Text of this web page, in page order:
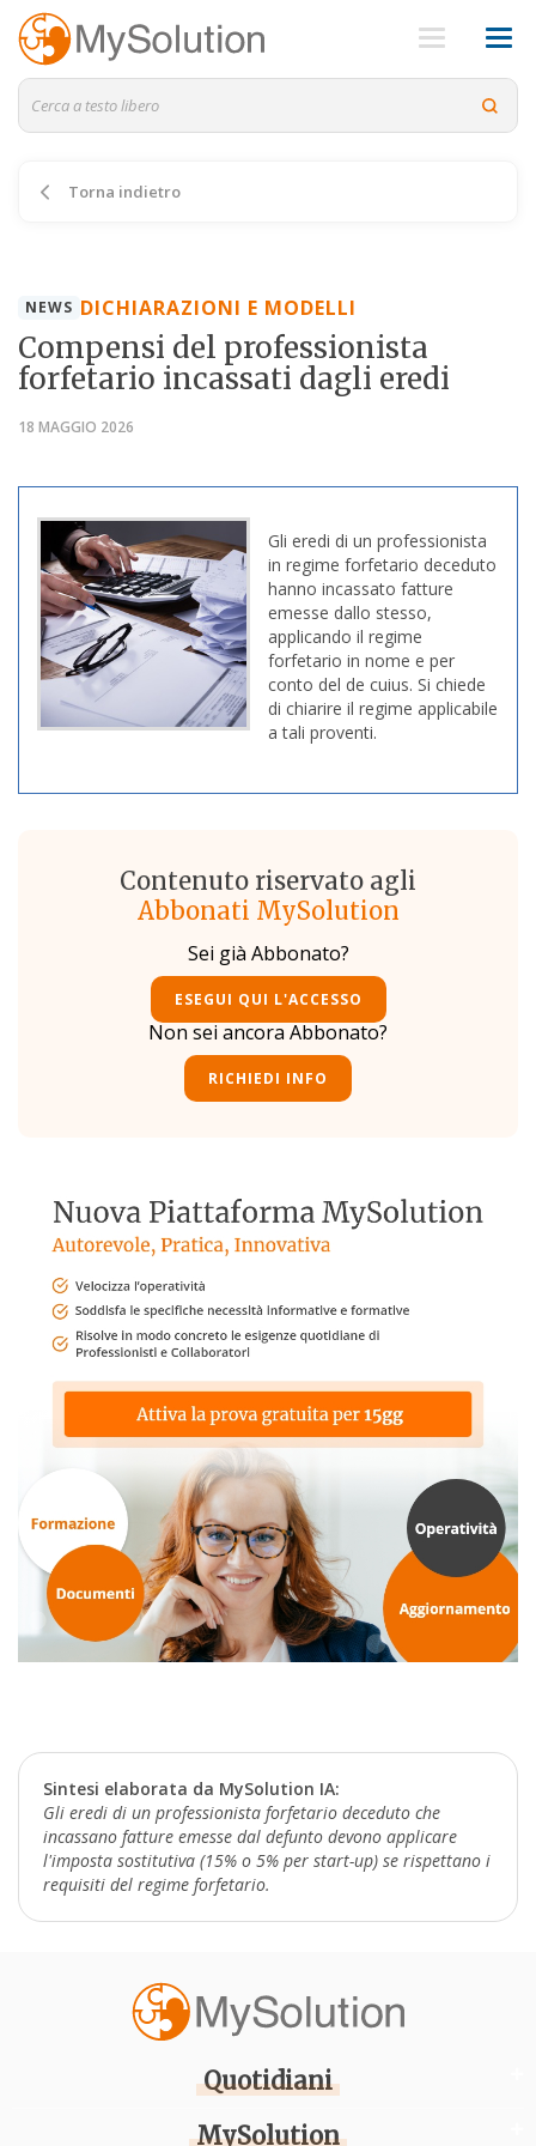
Torna indietro
NEWS DICHIARAZIONI E MODELLI
Compensi del professionista
forfetario incassati dagli eredi
18 MAGGIO 2026
Gli eredi di un professionista
in regime forfetario deceduto
hanno incassato fatture
emesse dallo stesso,
applicando il regime
forfetario in nome e per
conto del de cuius. Si chiede
di chiarire il regime applicabile
a tali proventi.
Contenuto riservato agli
Abbonati MySolution
Sei già Abbonato?
ESEGUI QUI L'ACCESSO
Non sei ancora Abbonato?
RICHIEDI INFO
Sintesi elaborata da MySolution IA:
Gli eredi di un professionista forfetario deceduto che
incassano fatture emesse dal defunto devono applicare
l'imposta sostitutiva (15% o 5% per start-up) se rispettano i
requisiti del regime forfetario.
Quotidiani
MySolution